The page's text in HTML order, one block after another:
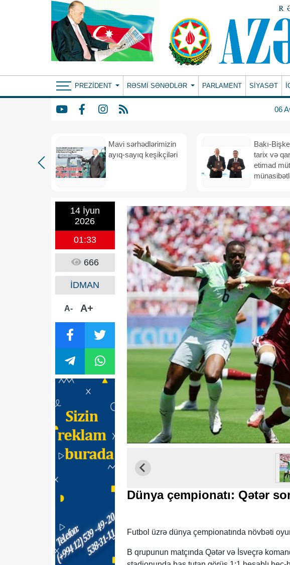
PREZIDENT RƏSMI SƏNƏDLƏR PARLAMENT SİYASƏT
06
Mavi sərhədlərimizin
ayıq-sayıq keşikçiləri
Bakı-
tarix və
etimad
14 İyun
2026
01:33
666
İDMAN
A- A+
Dünya çempionatı: Qətər
Futbol üzrə dünya çempionatında növbəti
B qrupunun matçında Qətər və İsveçrə